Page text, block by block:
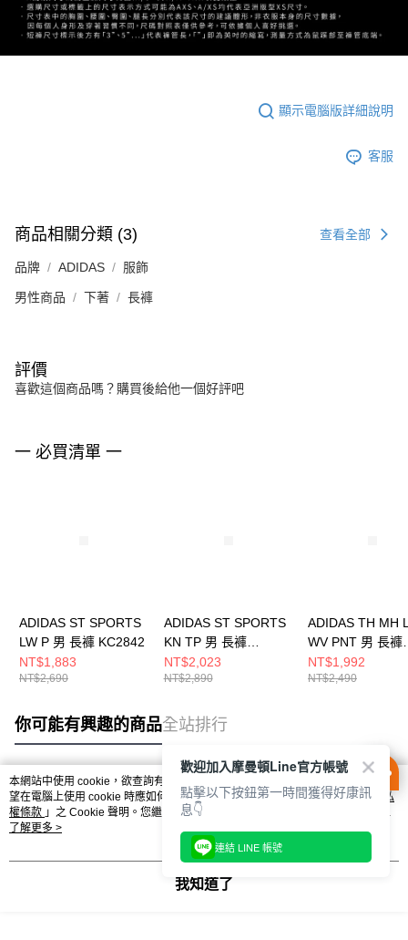
顯示電腦版詳細說明
客服
商品相關分類 (3) 查看全部
品牌 ADIDAS 服飾
男性商品 下著 長褲
評價
喜歡這個商品嗎？購買後給他一個好評吧
一 必買清單 一
ADIDAS ST SPORTS
LW P 男 長褲 KC2842
NT$1,883
NT$2,690
ADIDAS ST SPORTS
KN TP 男 長褲
KC5317
NT$2,023
NT$2,890
ADIDAS TH MH
WV PNT 男 長褲
KR2551
NT$1,992
NT$2,490
你可能有興趣的商品全站排行
熱門標籤
本網站中使用 cookie，欲查詢有關本網站使用 cookie 方式之詳情，及若您不希
望在電腦上使用 cookie 時應如何變更電腦的 cookie 設定，請參閱本網站「
隱私
權條款 」之 Cookie 聲明。您繼續使用本網站即表示您同意本公司得按本網站使
用條款之 Cookie 聲明使用 cookie。
了解更多 >
我知道了
歡迎加入摩曼頓Line官方帳號
點擊以下按鈕第一時間獲得好康訊
息👇
連結 LINE 帳號